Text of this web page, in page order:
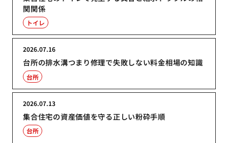
関関係
トイレ
台所の排水溝つまり修理で失敗しない料金相場の知識
2026.07.16
台所
集合住宅の資産価値を守る正しい粉砕手順
2026.07.13
台所